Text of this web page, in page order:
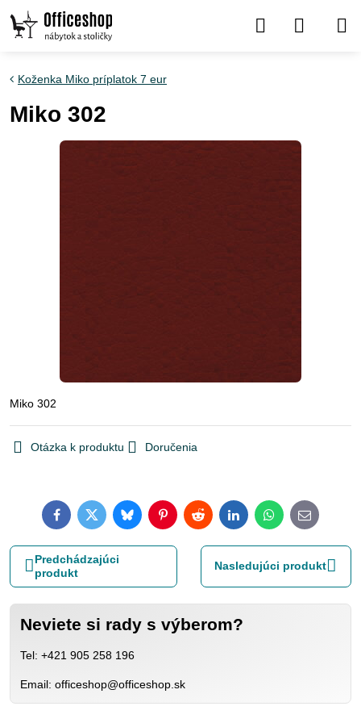
Koženka Miko príplatok 7 eur
Miko 302
Miko 302
Otázka k produktu Doručenia
FacebookTwitterBlueskyPinterestRedditLinkedInWhatsApp
E-
mail
Predchádzajúci
produkt
Nasledujúci produkt
Neviete si rady s výberom?
Tel: +421 905 258 196
Email: officeshop@officeshop.sk